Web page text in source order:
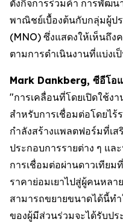
ตั้งกิจการร่วมค้า การพัฒน
พาณิชย์เบื้องต้นกับกลุ่มผู้ป
(MNO) ซึ่งแสดงให้เห็นถึง
ตามการดำเนินงานที่แบ่งเ
Mark Dankberg, ซีอีโอ
"การเคลื่อนที่โดยเปิดใช้ง
สำหรับการเชื่อมต่อโดยไร้
กำลังสร้างแพลตฟอร์มที่เส
ประกอบการรายต่าง ๆ แ
การเชื่อมต่อผ่านดาวเทียม
ราคาย่อมเยาไปสู่ผู้คนหล
สามารถขยายขนาดได้นี้ท
ของผู้มีส่วนร่วมจะได้รับป